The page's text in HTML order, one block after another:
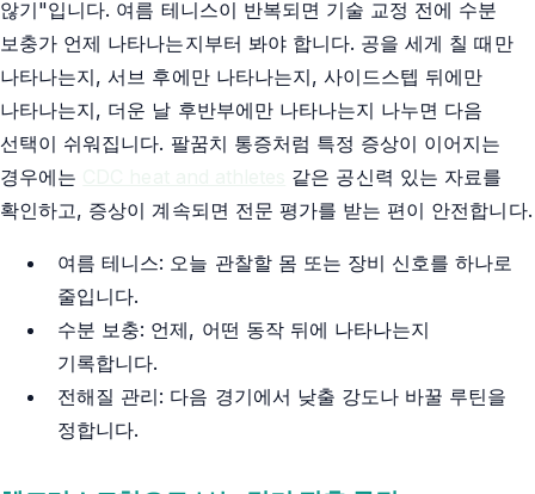
않기"입니다. 여름 테니스이 반복되면 기술 교정 전에 수분
보충가 언제 나타나는지부터 봐야 합니다. 공을 세게 칠 때만
나타나는지, 서브 후에만 나타나는지, 사이드스텝 뒤에만
나타나는지, 더운 날 후반부에만 나타나는지 나누면 다음
선택이 쉬워집니다. 팔꿈치 통증처럼 특정 증상이 이어지는
경우에는
같은 공신력 있는 자료를
확인하고, 증상이 계속되면 전문 평가를 받는 편이 안전합니다.
여름 테니스: 오늘 관찰할 몸 또는 장비 신호를 하나로
줄입니다.
수분 보충: 언제, 어떤 동작 뒤에 나타나는지
기록합니다.
전해질 관리: 다음 경기에서 낮출 강도나 바꿀 루틴을
정합니다.